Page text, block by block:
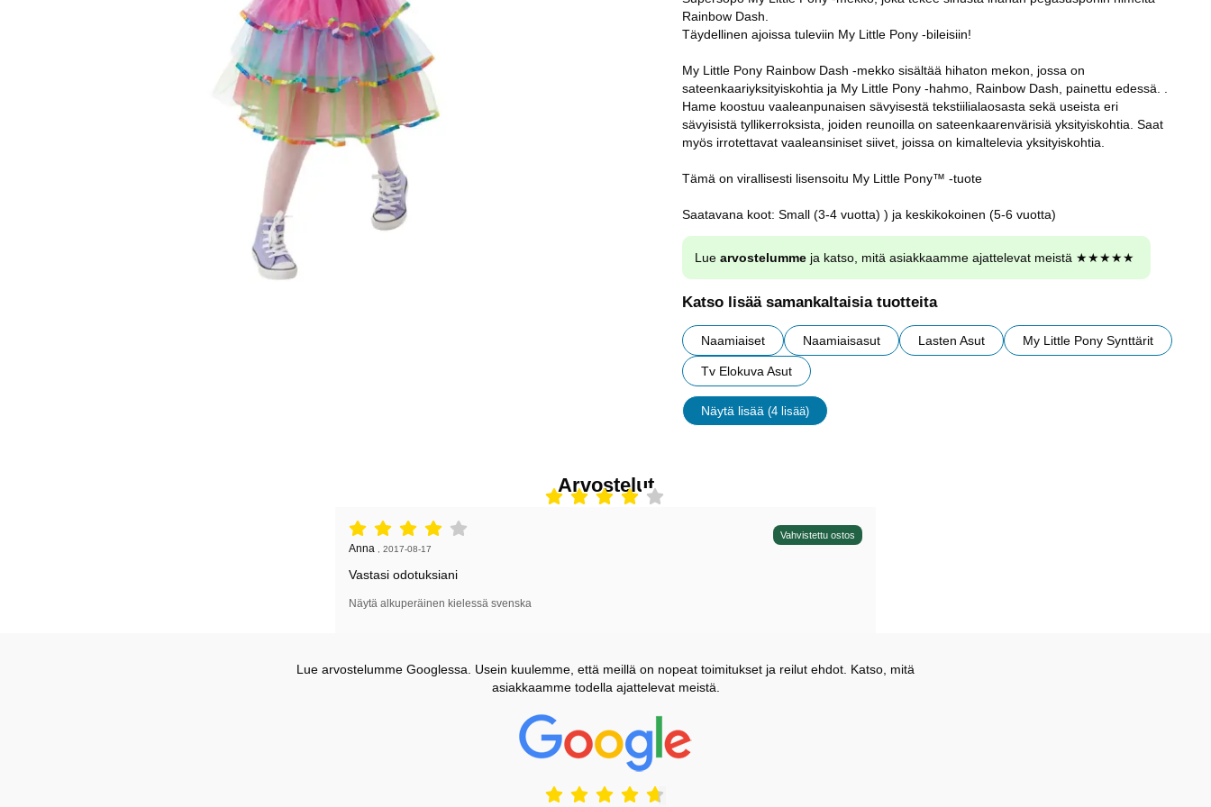
Rainbow Dash.
Täydellinen ajoissa tuleviin My Little Pony -bileisiin!
My Little Pony Rainbow Dash -mekko sisältää hihaton mekon, jossa on
sateenkaariyksityiskohtia ja My Little Pony -hahmo, Rainbow Dash, painettu edessä. .
Hame koostuu vaaleanpunaisen sävyisestä tekstiilialaosasta sekä useista eri
sävyisistä tyllikerroksista, joiden reunoilla on sateenkaarenvärisiä yksityiskohtia. Saat
myös irrotettavat vaaleansiniset siivet, joissa on kimaltelevia yksityiskohtia.
Tämä on virallisesti lisensoitu My Little Pony™ -tuote
Saatavana koot: Small (3-4 vuotta) ) ja keskikokoinen (5-6 vuotta)
Lue arvostelumme ja katso, mitä asiakkaamme ajattelevat meistä ★★★★★
Katso lisää samankaltaisia tuotteita
Naamiaiset Naamiaisasut Lasten Asut My Little Pony Synttärit
Tv Elokuva Asut
Näytä lisää (4 lisää)
ominaisuudet
Arvostelut
Arvostelu: 4 tähdet / 5,
Vahvistettu ostos
Arvostelun kirjoittaja:
Anna , 2017-08-17
Vastasi odotuksiani
Näytä alkuperäinen kielessä svenska
Lue arvostelumme Googlessa. Usein kuulemme, että meillä on nopeat toimitukset ja reilut ehdot. Katso, mitä
asiakkaamme todella ajattelevat meistä.
Prisjakt Arvostelu: 4.7 Tähdet